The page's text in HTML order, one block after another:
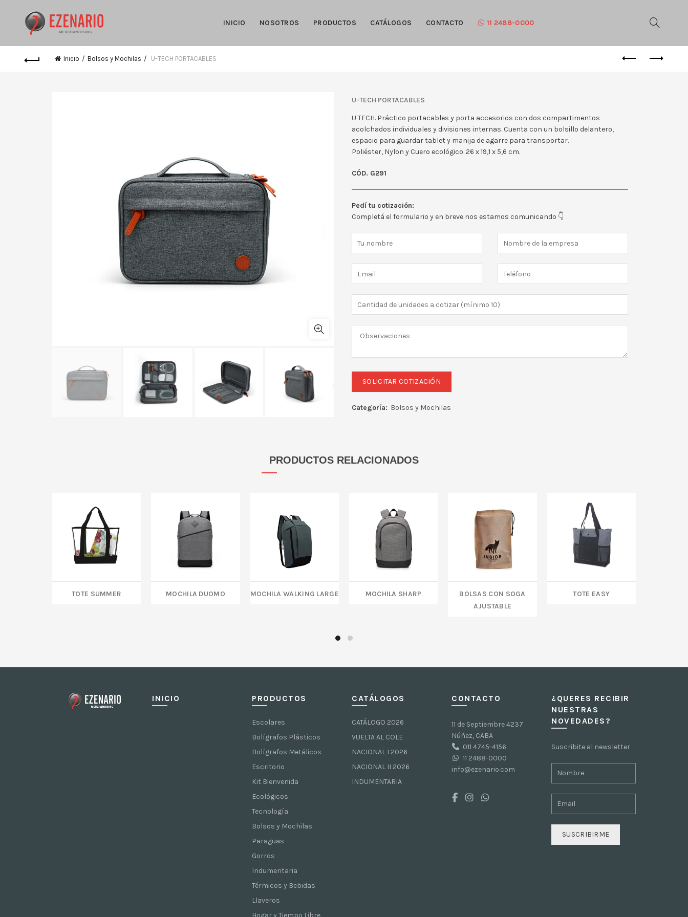
INICIO NOSOTROS PRODUCTOS CATÁLOGOS CONTACTO 11 2488-0000
Inicio Bolsos y Mochilas U-TECH PORTACABLES
U-TECH PORTACABLES
U TECH. Práctico portacables y porta accesorios con dos compartimentos
acolchados individuales y divisiones internas. Cuenta con un bolsillo delantero,
espacio para guardar tablet y manija de agarre para transportar.
Poliéster, Nylon y Cuero ecológico. 26 x 19,1 x 5,6 cm.
CÓD. G291
Pedí tu cotización:
Completá el formulario y en breve nos estamos comunicando 👇
Categoría: Bolsos y Mochilas
PRODUCTOS RELACIONADOS
TOTE SUMMER MOCHILA DUOMO MOCHILA WALKING LARGE MOCHILA SHARP
BOLSAS CON SOGA
AJUSTABLE
TOTE EASY
INICIO PRODUCTOS
Escolares
Bolígrafos Plásticos
Bolígrafos Metálicos
Escritorio
Kit Bienvenida
Ecológicos
Tecnología
Bolsos y Mochilas
Paraguas
Gorros
Indumentaria
Térmicos y Bebidas
Llaveros
Hogar y Tiempo Libre
CATÁLOGOS
CATÁLOGO 2026
VUELTA AL COLE
NACIONAL I 2026
NACIONAL II 2026
INDUMENTARIA
CONTACTO
11 de Septiembre 4237
Núñez, CABA
011 4745-4156
11 2488-0000
info@ezenario.com
¿QUERES RECIBIR
NUESTRAS
NOVEDADES?
Suscribite al newsletter